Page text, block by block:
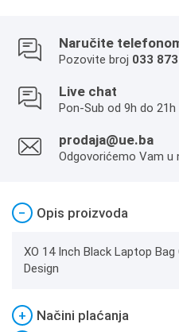
Naručite
Pozovite broj 033
Live chat
Pon-Sub od 9h do 21h
prodaja@ue.ba
Odgovorićemo Vam u
− Opis proizvoda
XO 14 Inch Black Laptop
Design
+
Načini plaćanja